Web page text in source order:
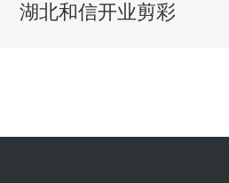
湖北和信开业剪彩